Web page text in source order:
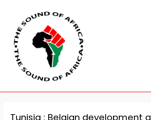
content
Tunisia : Belgian development
navigation